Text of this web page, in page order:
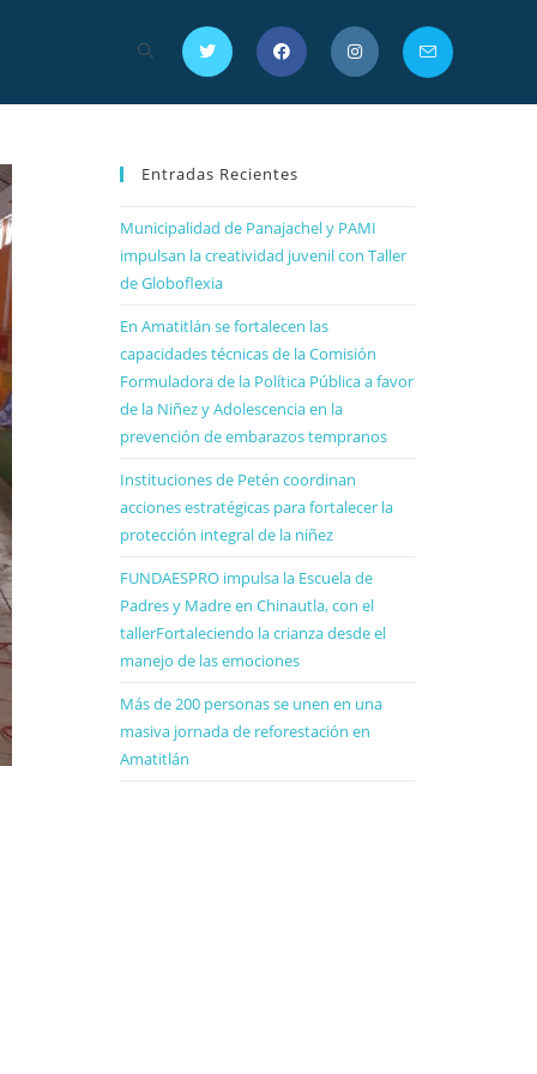
Entradas Recientes
Municipalidad de Panajachel y PAMI
impulsan la creatividad juvenil con Taller
de Globoflexia
En Amatitlán se fortalecen las
capacidades técnicas de la Comisión
Formuladora de la Política Pública a favor
de la Niñez y Adolescencia en la
prevención de embarazos tempranos
Instituciones de Petén coordinan
acciones estratégicas para fortalecer la
protección integral de la niñez
FUNDAESPRO impulsa la Escuela de
Padres y Madre en Chinautla, con el
tallerFortaleciendo la crianza desde el
manejo de las emociones
Más de 200 personas se unen en una
masiva jornada de reforestación en
Amatitlán